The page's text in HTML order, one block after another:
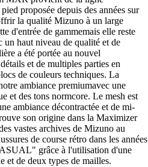
proposée depuis des années sur
la qualité Mizuno à un large
d'entrée de gammemais elle reste
un haut niveau de qualité et de
a été portée au nouvel
et de multiples parties en
de couleurs techniques. La
ambiance premiumavec une
et des tons normcore. Le mesh est
ambiance décontractée et de mi-
son origine dans la Maximizer
vastes archives de Mizuno au
de course rétro dans les années
grâce à l'utilisation d'une
et de deux types de mailles.